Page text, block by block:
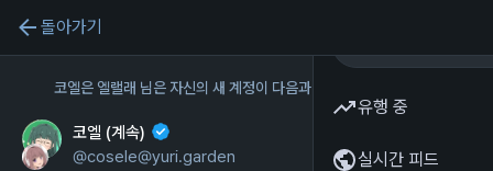
돌아가기
코엘은 엘랠래 님은 자신의 새 계정이 다음과 같다고 표시했습니다:
코엘 (계속)
@cosele@yuri.garden
유행 중
실시간 피드